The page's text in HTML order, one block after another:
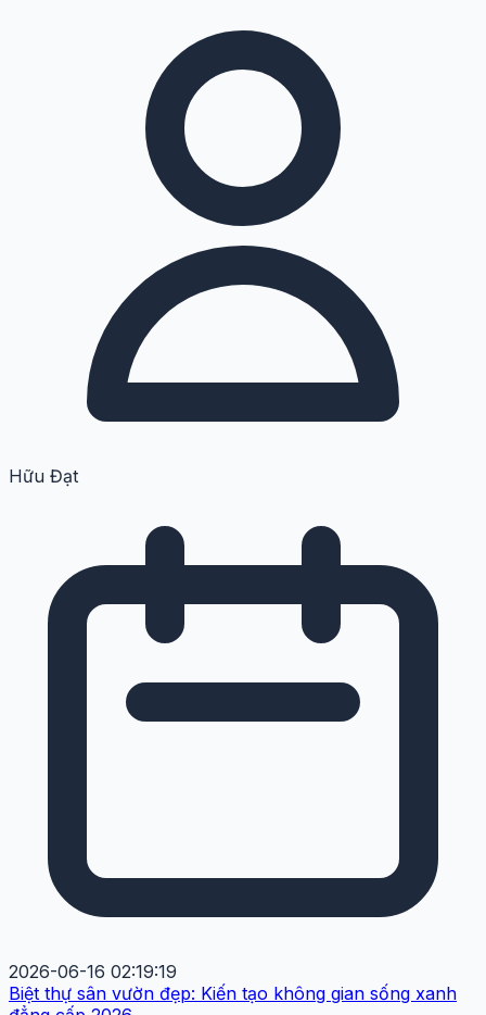
Hữu Đạt
2026-06-16 02:19:19
Biệt thự sân vườn đẹp: Kiến tạo không gian sống xanh